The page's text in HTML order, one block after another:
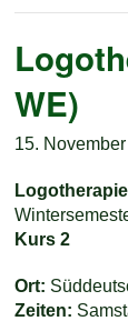
WE)
15.
Kurs 2
Ort:
Zeiten: